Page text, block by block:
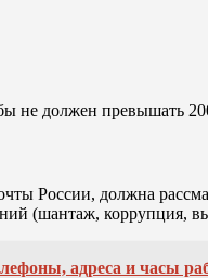
не должен превышать
России, должна
(шантаж, коррупция,
адреса и часы